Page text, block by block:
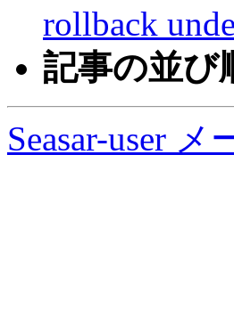
rollback
記事の並び
Seasar-user